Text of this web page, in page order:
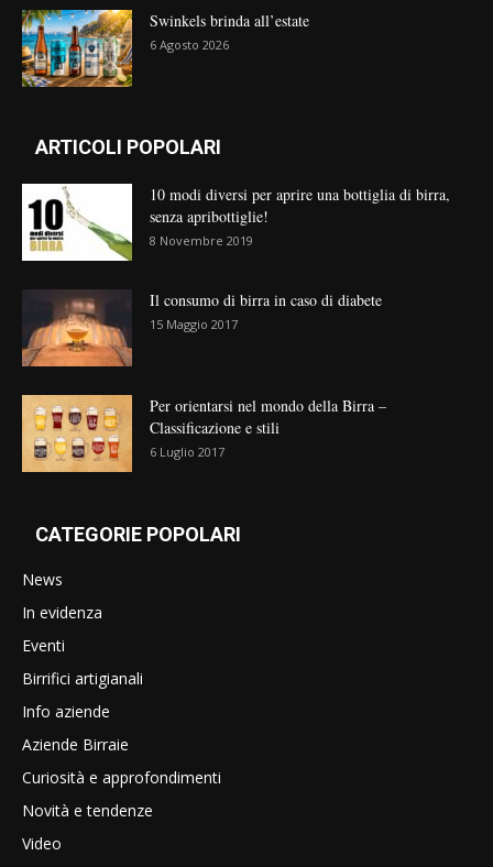
Swinkels brinda all’estate
6 Agosto 2026
ARTICOLI POPOLARI
10 modi diversi per aprire una bottiglia di birra,
senza apribottiglie!
8 Novembre 2019
Il consumo di birra in caso di diabete
15 Maggio 2017
Per orientarsi nel mondo della Birra –
Classificazione e stili
6 Luglio 2017
CATEGORIE POPOLARI
News
In evidenza
Eventi
Birrifici artigianali
Info aziende
Aziende Birraie
Curiosità e approfondimenti
Novità e tendenze
Video